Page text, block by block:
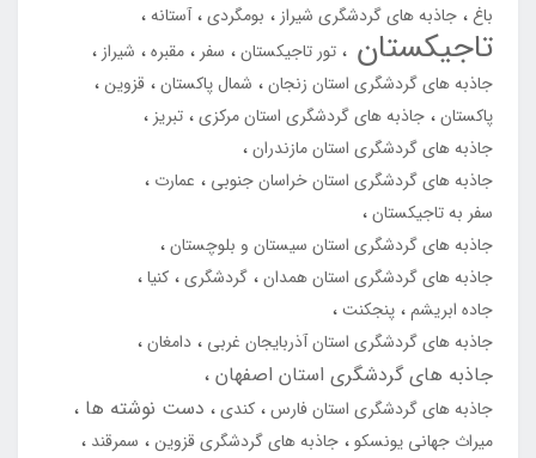
باغ جاذبه های گردشگری شیراز بومگردی آستانه
تاجیکستان تور تاجیکستان سفر مقبره
شیراز
جاذبه های گردشگری استان زنجان
شمال پاکستان قزوین
پاکستان جاذبه های گردشگری استان مرکزی تبریز
جاذبه های گردشگری استان مازندران
جاذبه های گردشگری استان خراسان جنوبی
عمارت
سفر به تاجیکستان
جاذبه های گردشگری استان سیستان و بلوچستان
جاذبه های گردشگری استان همدان گردشگری کنیا
جاده ابریشم پنجکنت
جاذبه های گردشگری استان آذربایجان غربی
دامغان
جاذبه های گردشگری استان اصفهان
جاذبه های گردشگری استان فارس کندی دست نوشته ها
میراث جهانی یونسکو جاذبه های گردشگری قزوین
سمرقند